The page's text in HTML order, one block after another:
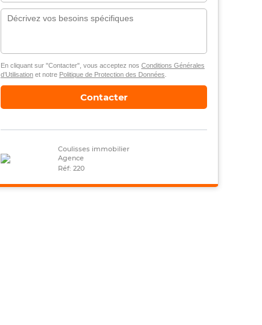
En cliquant sur "Contacter", vous acceptez nos Conditions Générales
d’Utilisationet notre Politique de Protection des Données
Contacter
Coulisses immobilier
Agence
Réf: 220